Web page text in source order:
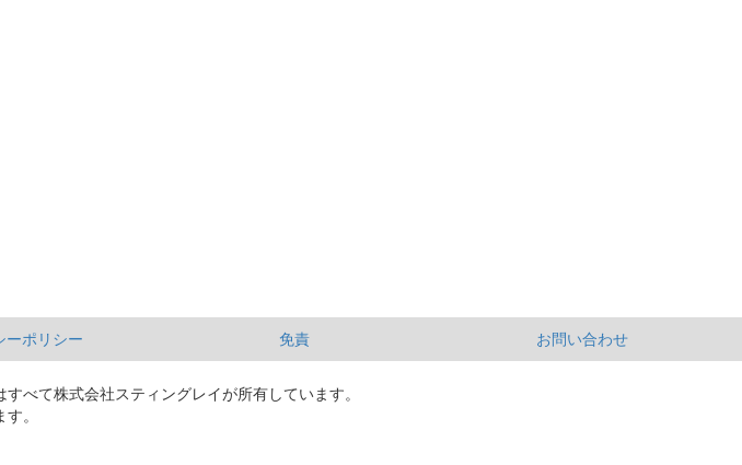
ーポリシー 免責 お問い合わせ
べて株式会社スティングレイが所有しています。
。